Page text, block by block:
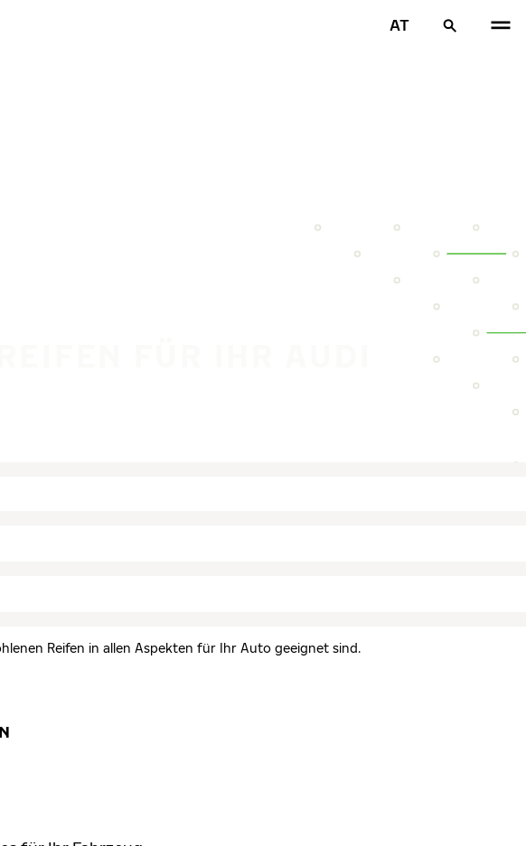
AT
Reifen in allen Aspekten für Ihr Auto geeignet sind.